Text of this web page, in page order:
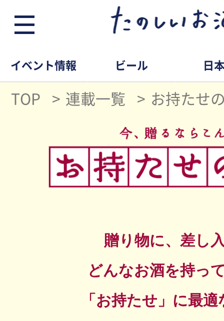
イベント情報 ビール 日
TOP 連載一覧 お持たせ
贈り物に、差し
どんなお酒を持っ
「お持たせ」に最